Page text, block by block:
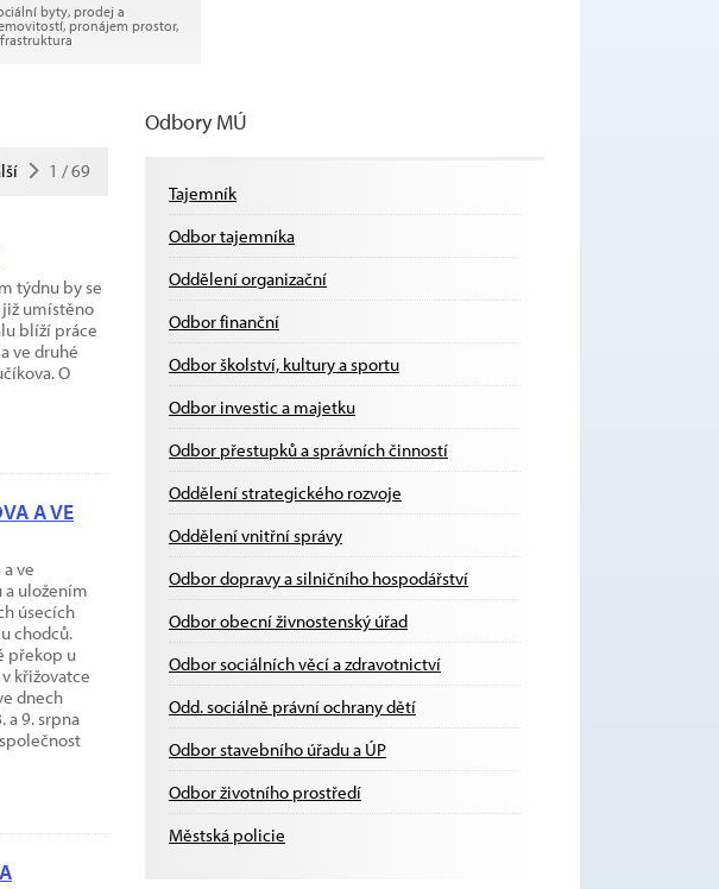
byty, prodej a
pronájem prostor,
1 /69
týdnu by se
umístěno
blíží práce
ve druhé
O
A VE
ve
a uložením
úsecích
chodců.
překop u
křižovatce
dnech
a 9. srpna
Odbory MÚ
Tajemník
Odbor tajemníka
Oddělení organizační
Odbor finanční
Odbor školství, kultury a sportu
Odbor investic a majetku
Odbor přestupků a správních činností
Oddělení strategického rozvoje
Oddělení vnitřní správy
Odbor dopravy a silničního hospodářství
Odbor obecní živnostenský úřad
Odbor sociálních věcí a zdravotnictví
Odd. sociálně právní ochrany dětí
Odbor stavebního úřadu a ÚP
Odbor životního prostředí
Městská policie